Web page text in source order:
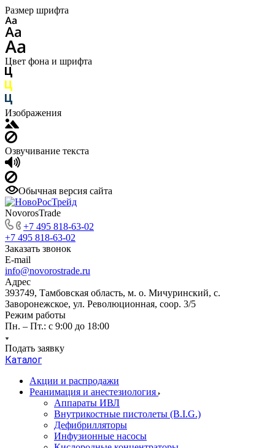
Размер шрифта
Цвет фона и шрифта
Изображения
Озвучивание текста
Обычная версия сайта
NovorosTrade
+7 495 818-63-02
+7 495 818-63-02
Заказать звонок
E-mail
info@novorostrade.ru
Адрес
393749, Тамбовская область, м. о. Мичуринский, с.
Заворонежское, ул. Революционная, соор. 3/5
Режим работы
Пн. – Пт.: с 9:00 до 18:00
Подать заявку
Каталог
Акции и распродажи
Реанимация и анестезиология
Аппараты ИВЛ
Внутрикостные пистолеты (B.I.G.)
Дефибрилляторы
Инфузионные насосы